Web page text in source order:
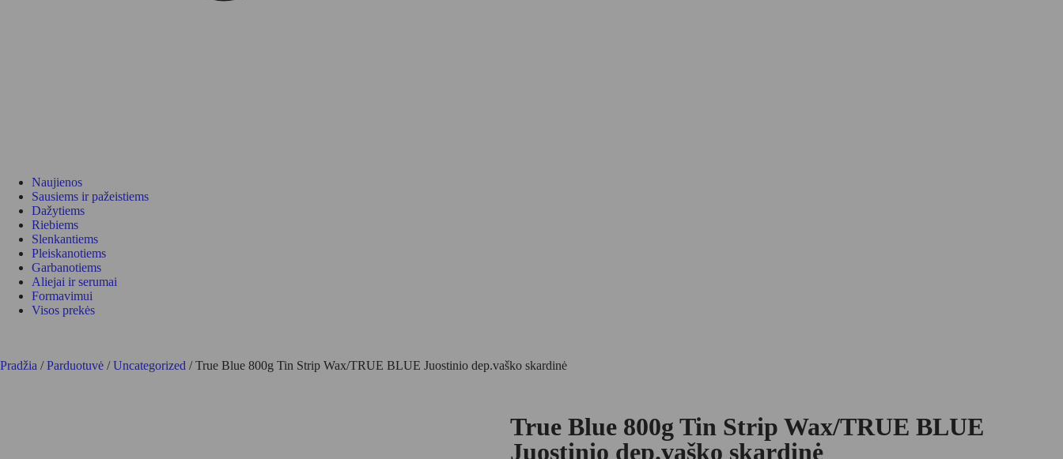
Naujienos
Sausiems ir pažeistiems
Dažytiems
Riebiems
Slenkantiems
Pleiskanotiems
Garbanotiems
Aliejai ir serumai
Formavimui
Visos prekės
Pradžia /Parduotuvė /Uncategorized / True Blue 800g Tin Strip Wax/TRUE BLUE Juostinio dep.vaško skardinė
True Blue 800g Tin Strip Wax/TRUE BLUE
Juostinio dep.vaško skardinė